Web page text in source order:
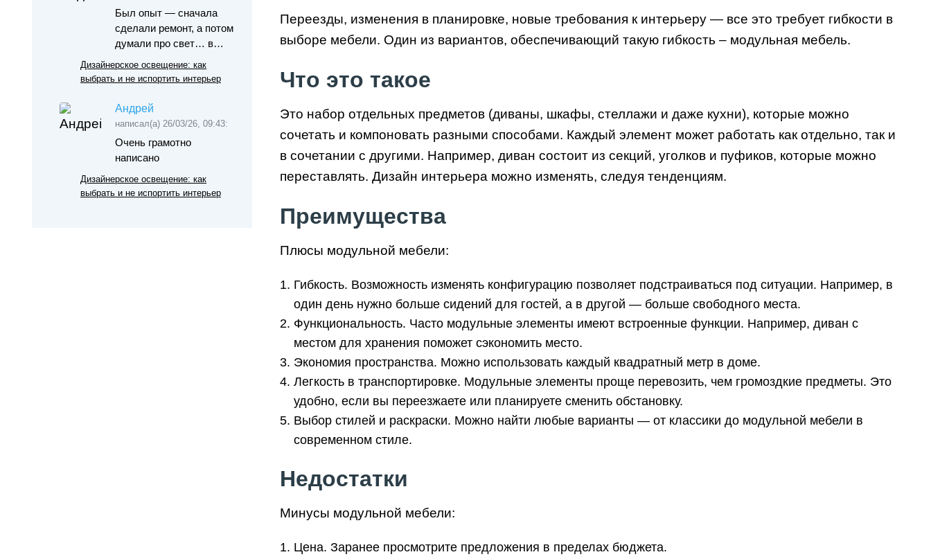
Был опыт — сначала
сделали ремонт, а потом
думали про свет… в…
Дизайнерское освещение: как
выбрать и не испортить интерьер
Андрей
написал(а) 26/03/26, 09:43:
Очень грамотно
написано
Дизайнерское освещение: как
выбрать и не испортить интерьер
Переезды, изменения в планировке, новые требования к интерьеру — все это требует гибкости в
выборе мебели. Один из вариантов, обеспечивающий такую гибкость – модульная мебель.
Что это такое
Это набор отдельных предметов (диваны, шкафы, стеллажи и даже кухни), которые можно
сочетать и компоновать разными способами. Каждый элемент может работать как отдельно, так и
в сочетании с другими. Например, диван состоит из секций, уголков и пуфиков, которые можно
переставлять. Дизайн интерьера можно изменять, следуя тенденциям.
Преимущества
Плюсы модульной мебели:
Гибкость. Возможность изменять конфигурацию позволяет подстраиваться под ситуации. Например, в
один день нужно больше сидений для гостей, а в другой — больше свободного места.
Функциональность. Часто модульные элементы имеют встроенные функции. Например, диван с
местом для хранения поможет сэкономить место.
Экономия пространства. Можно использовать каждый квадратный метр в доме.
Легкость в транспортировке. Модульные элементы проще перевозить, чем громоздкие предметы. Это
удобно, если вы переезжаете или планируете сменить обстановку.
Выбор стилей и раскраски. Можно найти любые варианты — от классики до модульной мебели в
современном стиле.
Недостатки
Минусы модульной мебели:
Цена. Заранее просмотрите предложения в пределах бюджета.